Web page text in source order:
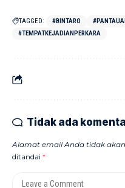
TAGGED: #BINTARO
#TEMPATKEJADIANPERKARA
Tidak ada
Alamat email Anda tidak
ditandai *